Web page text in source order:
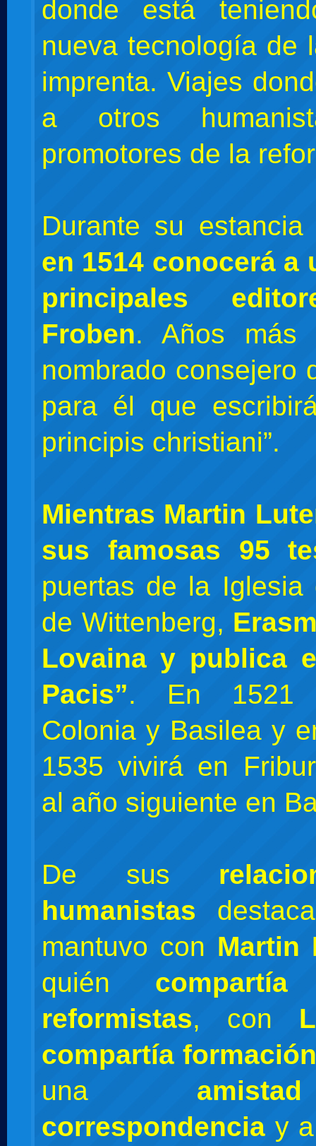
donde está
nueva tecnología de
imprenta. Viajes
a otros
promotores de la
Durante su
en 1514 conocerá a
principales
Froben. Años más
nombrado consejero
para él que
principis christiani”.
Mientras Martin
sus famosas 95
puertas de la Iglesia
de Wittenberg,
Lovaina y publica
Pacis”. En 1521
Colonia y Basilea y
1535 vivirá en
al año siguiente en
De sus
humanistas
mantuvo con Martin
quién compartía
reformistas, con
compartía
una
correspondenciay